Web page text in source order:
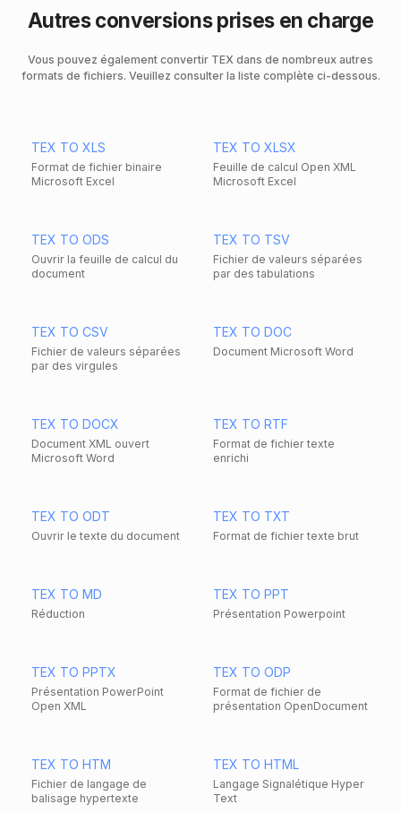
Autres conversions prises en charge
Vous pouvez également convertir TEX dans de nombreux autres
formats de fichiers. Veuillez consulter la liste complète ci-dessous.
TEX TO XLS
Format de fichier binaire
Microsoft Excel
TEX TO XLSX
Feuille de calcul Open XML
Microsoft Excel
TEX TO ODS
Ouvrir la feuille de calcul du
document
TEX TO TSV
Fichier de valeurs séparées
par des tabulations
TEX TO CSV
Fichier de valeurs séparées
par des virgules
TEX TO DOC
Document Microsoft Word
TEX TO DOCX
Document XML ouvert
Microsoft Word
TEX TO RTF
Format de fichier texte
enrichi
TEX TO ODT
Ouvrir le texte du document
TEX TO TXT
Format de fichier texte brut
TEX TO MD
Réduction
TEX TO PPT
Présentation Powerpoint
TEX TO PPTX
Présentation PowerPoint
Open XML
TEX TO ODP
Format de fichier de
présentation OpenDocument
TEX TO HTM
Fichier de langage de
balisage hypertexte
TEX TO HTML
Langage Signalétique Hyper
Text